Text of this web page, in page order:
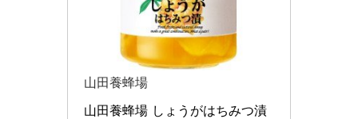
山田養蜂場
山田養蜂場 しょうがはちみつ漬